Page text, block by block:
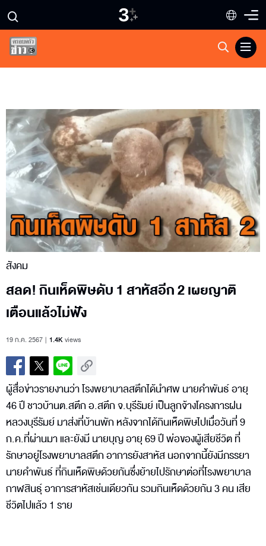
สังคม
สลด! กินเห็ดพิษดับ 1 สาหัสอีก 2 เผยญาติ
เตือนแล้วไม่ฟัง
19 ก.ค. 2567 1.4Kviews
ผู้สื่อข่าวรายงานว่า โรงพยาบาลสตึกได้นำศพ นายคำพันธ์ อายุ
46 ปี ชาวบ้านต.สตึก อ.สตึก จ.บุรีรัมย์ เป็นลูกจ้างโครงการฝน
หลวงบุรีรัมย์ มาส่งที่บ้านพัก หลังจากได้กินเห็ดพิษไปเมื่อวันที่ 9
ก.ค.ที่ผ่านมา และยังมี นายบุญ อายุ 69 ปี พ่อของผู้เสียชีวิต ที่
รักษาอยู่โรงพยาบาลสตึก อาการยังสาหัส นอกจากนี้ยังมีภรรยา
นายคำพันธ์ ที่กินเห็ดพิษด้วยกันซึ่งย้ายไปรักษาต่อที่โรงพยาบาล
กาฬสินธุ์ อาการสาหัสเช่นเดียวกัน รวมกินเห็ดด้วยกัน 3 คน เสีย
ชีวิตไปแล้ว 1 ราย